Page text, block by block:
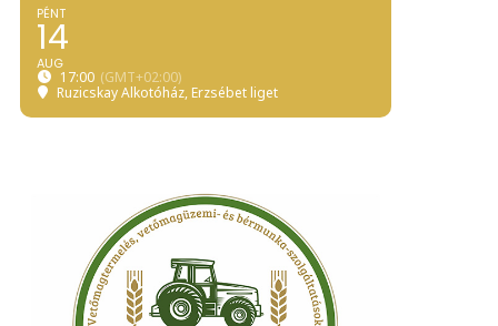
PÉNT
14
AUG
17:00 (GMT+02:00)
Ruzicskay Alkotóház, Erzsébet liget